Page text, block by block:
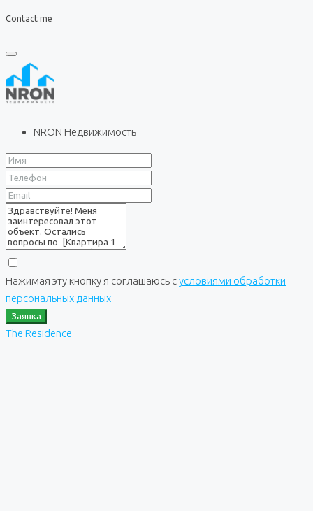
Contact me
NRON Недвижимость
Нажимая эту кнопку я соглашаюсь сусловиями обработки
персональных данных
Заявка
The Residence